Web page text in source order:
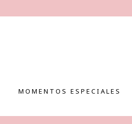
MOMENTOS ESPECIALES